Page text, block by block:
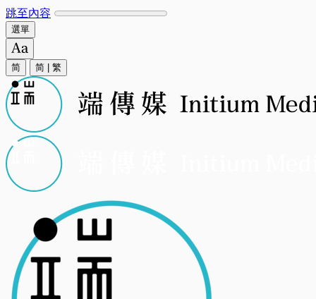
跳至內容
選單
简 简 繁